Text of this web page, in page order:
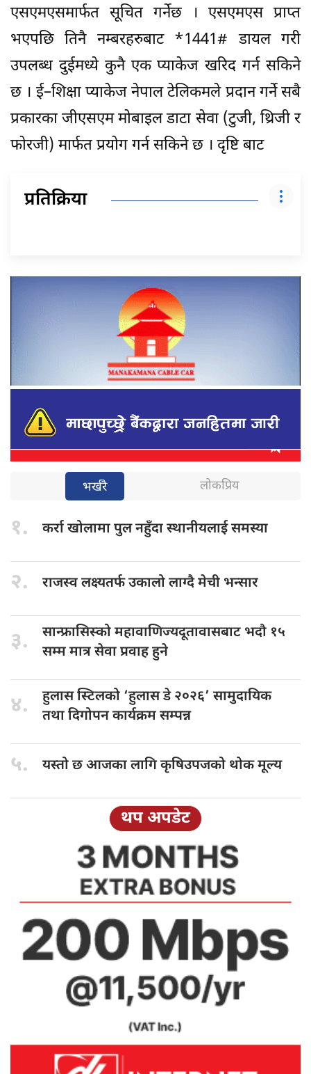
एसएमएसमार्फत सूचित गर्नेछ । एसएमएस प्राप्त
भएपछि तिनै नम्बरहरुबाट *1441# डायल गरी
उपलब्ध दुईमध्ये कुनै एक प्याकेज खरिद गर्न सकिने
छ । ई–शिक्षा प्याकेज नेपाल टेलिकमले प्रदान गर्ने सबै
प्रकारका जीएसएम मोबाइल डाटा सेवा (टुजी, थ्रिजी र
फोरजी) मार्फत प्रयोग गर्न सकिने छ । दृष्टि बाट
प्रतिक्रिया
भर्खरै लोकप्रिय
१. कर्रा खोलामापुल नहुँदा स्थानीयलाई समस्या
२. राजस्व लक्ष्यतर्फउकालो लाग्दै मेची भन्सार
३. सान्फ्रासिस्को महावाणिज्यदूतावासबाट भदौ १५
सम्म मात्र सेवा प्रवाह हुने
४. हुलास स्टिलको ‘हुलास डे २०२६’ सामुदायिक
तथा दिगोपन कार्यक्रम सम्पन्न
५. यस्तो छआजका लागि कृषिउपजको थोक मूल्य
थप अपडेट